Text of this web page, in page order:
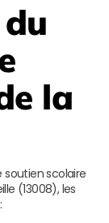
la
soutien scolaire
(13008), les